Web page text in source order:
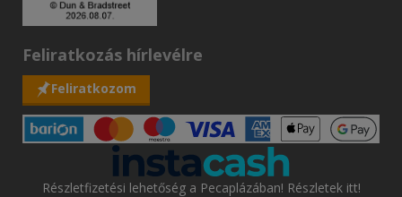
Feliratkozás hírlevélre
Feliratkozom
Részletfizetési lehetőség a Pecaplázában! Részletek itt!